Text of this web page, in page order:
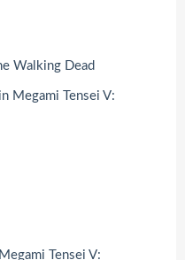
Walking Dead
Tensei V: